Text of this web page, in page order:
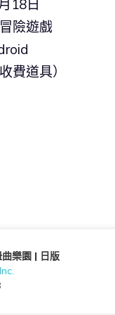
18日
險遊戲
道具）
樂園 | 日版